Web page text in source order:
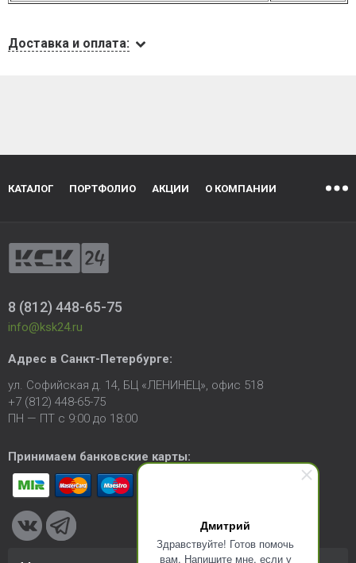
Дмитрий
Здравствуйте! Готов помочь
вам. Напишите мне, если у
Доставка и оплата:
КАТАЛОГ ПОРТФОЛИО АКЦИИ О КОМПАНИИ
8 (812) 448-65-75
info@ksk24.ru
Адрес в Санкт-Петербурге:
ул. Софийская д. 14, БЦ «ЛЕНИНЕЦ», офис 518
+7 (812) 448-65-75
ПН — ПТ с 9:00 до 18:00
Принимаем банковские карты: